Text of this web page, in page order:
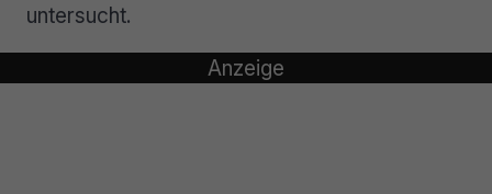
untersucht.